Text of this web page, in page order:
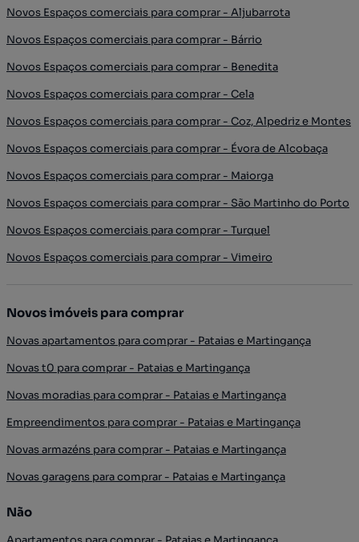
Novos Espaços comerciais para comprar - Aljubarrota
Novos Espaços comerciais para comprar - Bárrio
Novos Espaços comerciais para comprar - Benedita
Novos Espaços comerciais para comprar - Cela
Novos Espaços comerciais para comprar - Coz, Alpedriz e Montes
Novos Espaços comerciais para comprar - Évora de Alcobaça
Novos Espaços comerciais para comprar - Maiorga
Novos Espaços comerciais para comprar - São Martinho do Porto
Novos Espaços comerciais para comprar - Turquel
Novos Espaços comerciais para comprar - Vimeiro
Novos imóveis para comprar
Novas apartamentos para comprar - Pataias e Martingança
Novas t0 para comprar - Pataias e Martingança
Novas moradias para comprar - Pataias e Martingança
Empreendimentos para comprar - Pataias e Martingança
Novas armazéns para comprar - Pataias e Martingança
Novas garagens para comprar - Pataias e Martingança
Não